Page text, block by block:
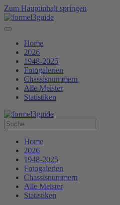
Zum Hauptinhalt springen
Home
2026
1948-2025
Fotogalerien
Chassisnummern
Alle Meister
Statistiken
Home
2026
1948-2025
Fotogalerien
Chassisnummern
Alle Meister
Statistiken